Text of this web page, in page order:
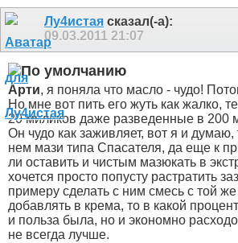
Лу4истая сказал(-а):
09.03.2011 21:07
Арти, я поняла что масло - чудо!
Но мне вот пить его жуть как жалко,
20 миликов даже разведенные в 200
Он чудо как заживляет, вот я и думаю,
нем мази типа Спасателя, да еще к
ли оставить и чистым мазюкать в
хочется просто попусту растратить
примеру сделать с ним смесь с той
добавлять в крема, то в какой
и польза была, но и экономно
не всегда лучше.